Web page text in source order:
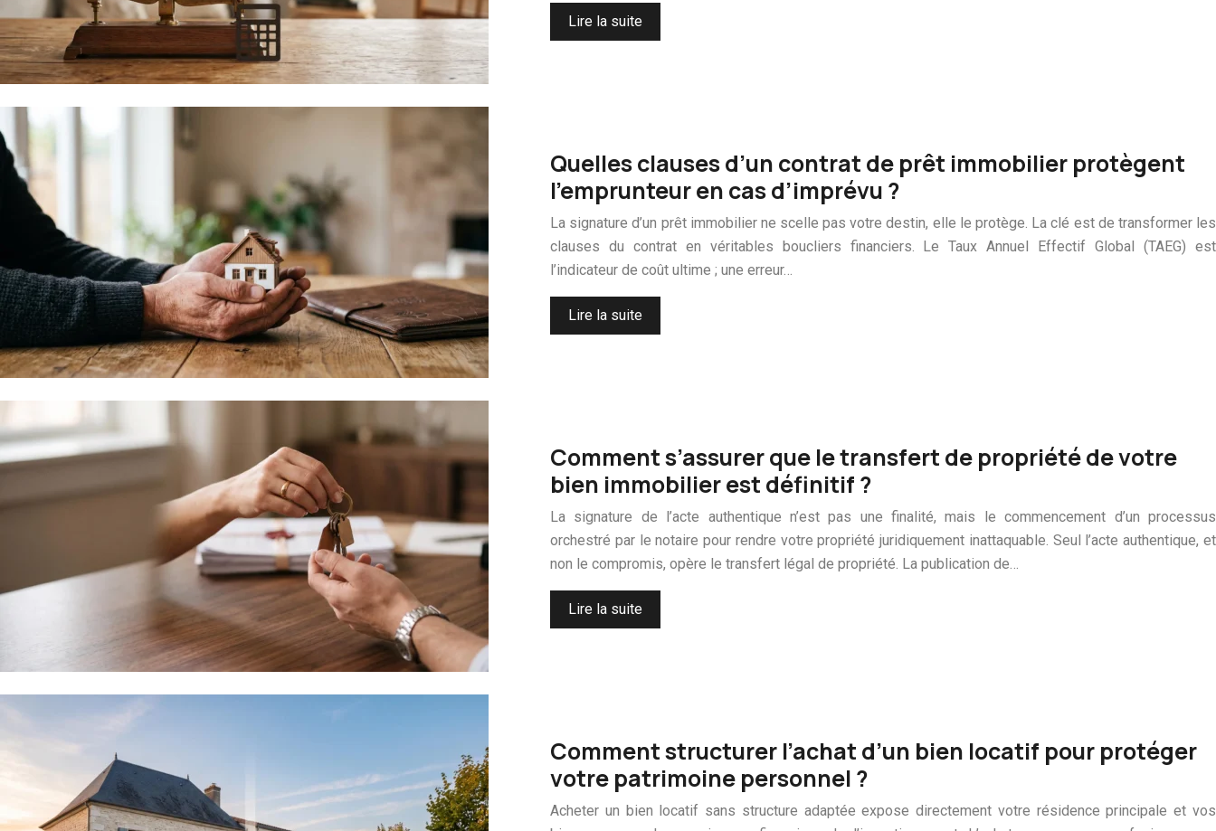
Lire la suite
Quelles clauses d’un contrat de prêt immobilier protègent
l’emprunteur en cas d’imprévu ?
La signature d’un prêt immobilier ne scelle pas votre destin, elle le protège. La clé est de transformer les
clauses du contrat en véritables boucliers financiers. Le Taux Annuel Effectif Global (TAEG) est
l’indicateur de coût ultime ; une erreur…
Lire la suite
Comment s’assurer que le transfert de propriété de votre
bien immobilier est définitif ?
La signature de l’acte authentique n’est pas une finalité, mais le commencement d’un processus
orchestré par le notaire pour rendre votre propriété juridiquement inattaquable. Seul l’acte authentique, et
non le compromis, opère le transfert légal de propriété. La publication de…
Lire la suite
Comment structurer l’achat d’un bien locatif pour protéger
votre patrimoine personnel ?
Acheter un bien locatif sans structure adaptée expose directement votre résidence principale et vos